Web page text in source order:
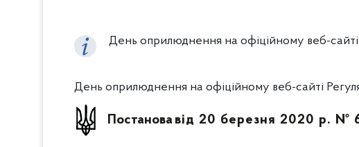
День оприлюднення на офіційному веб-сайті
День оприлюднення на офіційному веб-сайті
Постанова від 20 березня 2020 р. №